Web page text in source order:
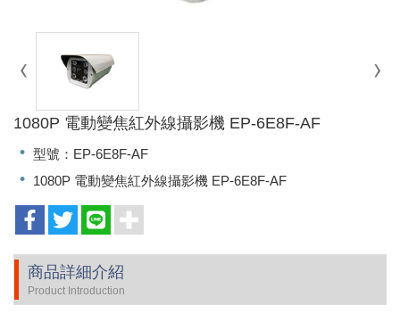
1080P 電動變焦紅外線攝影機 EP-6E8F-AF
型號：EP-6E8F-AF
1080P 電動變焦紅外線攝影機 EP-6E8F-AF
商品詳細介紹
Product Introduction